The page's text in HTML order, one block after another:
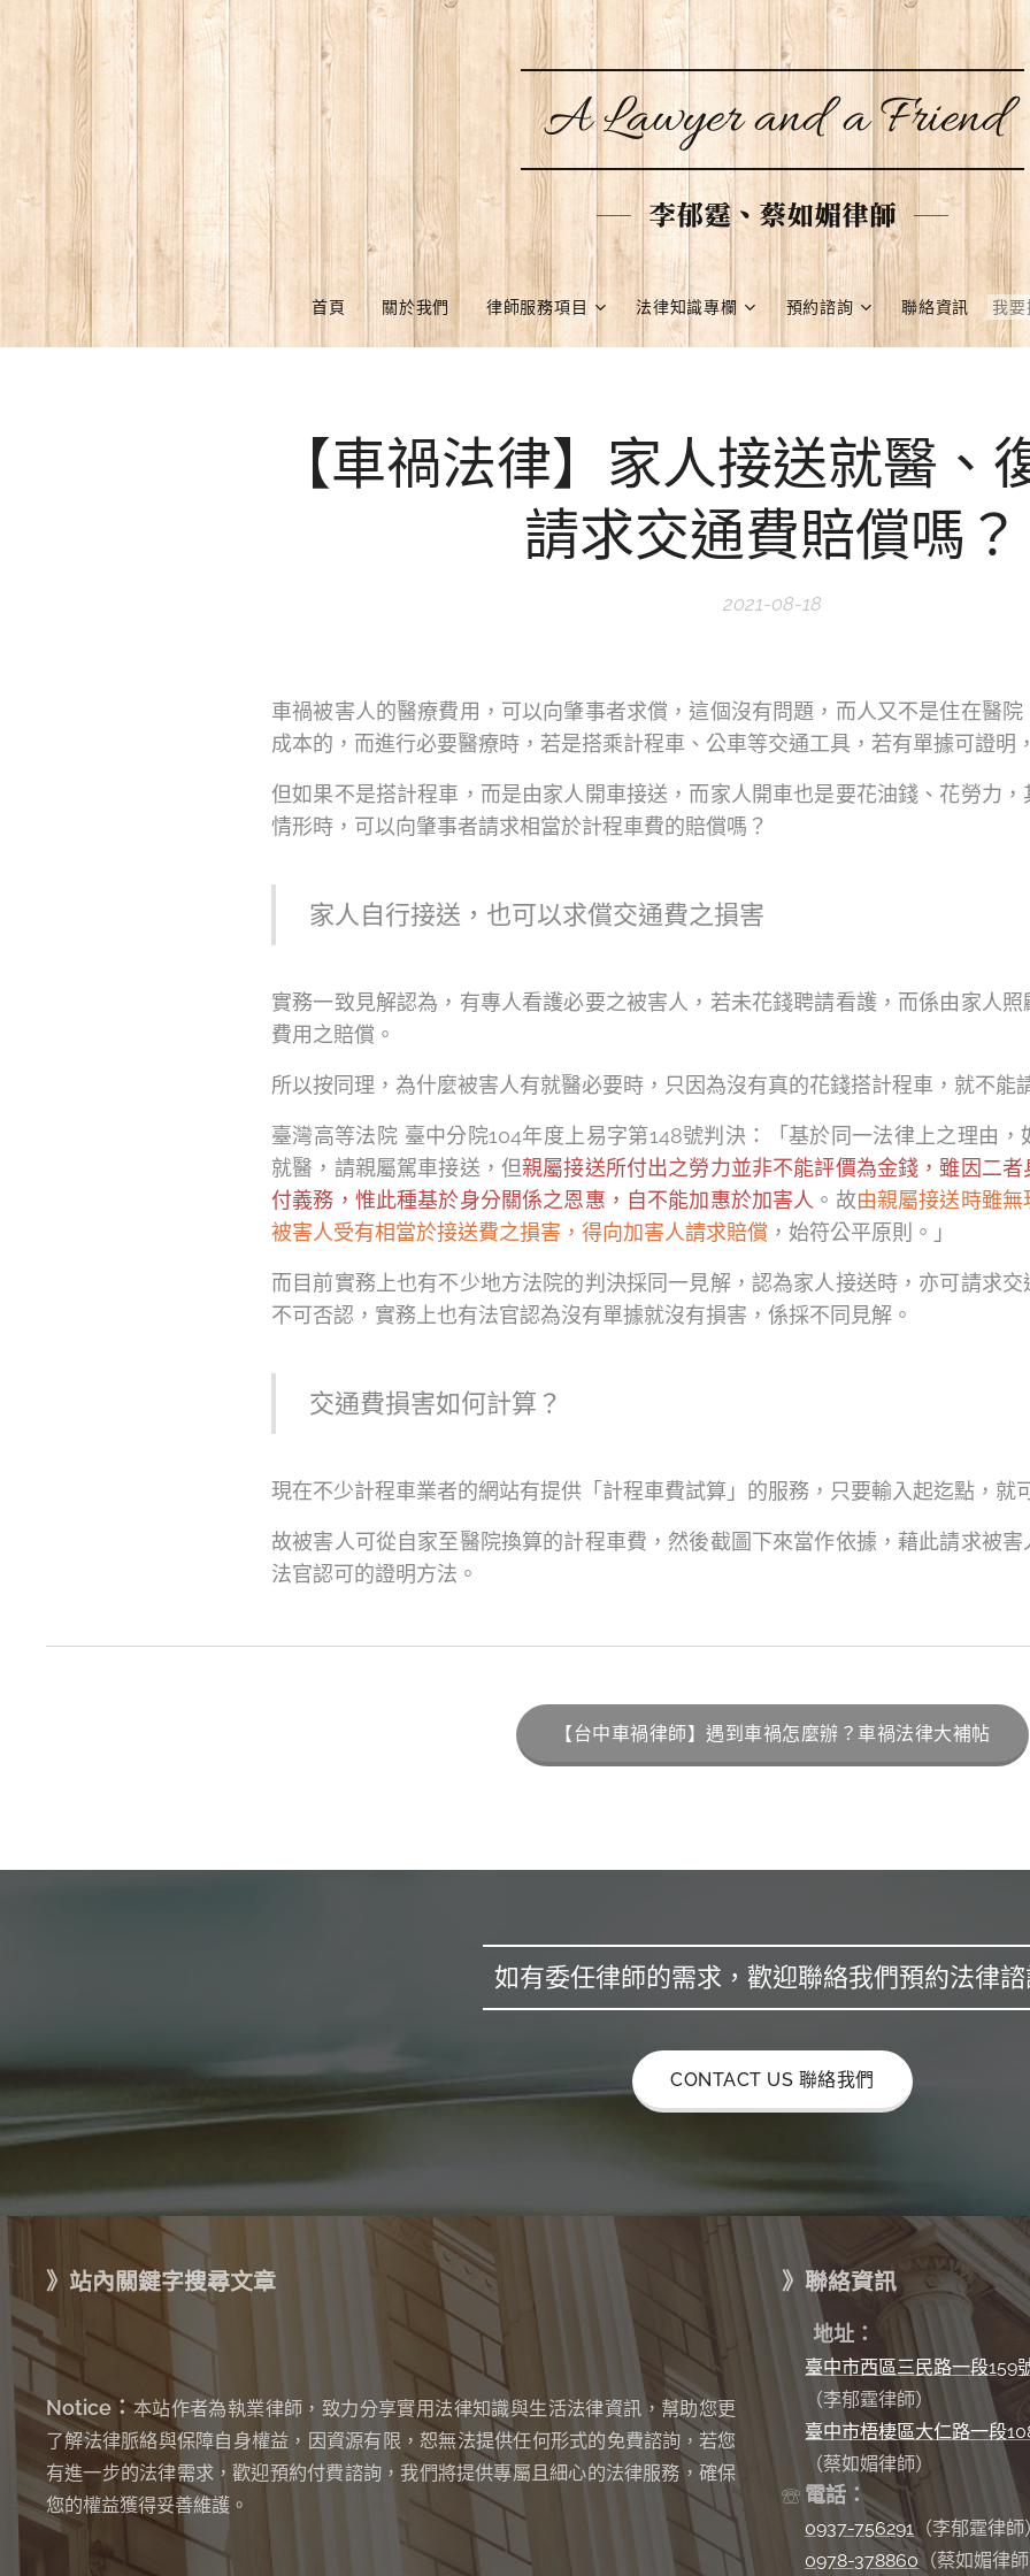
A Lawyer and a Friend
李郁霆、蔡如媚律師
首頁 關於我們 律師服務項目 法律知識專欄 預約諮詢 聯絡資訊
【車禍法律】家人接送就醫、
請求交通費賠償嗎？
2021-08-18
車禍被害人的醫療費用，可以向肇事者求償，這個沒有問題，而人又不是住在醫
成本的，而進行必要醫療時，若是搭乘計程車、公車等交通工具，若有單據可證明
但如果不是搭計程車，而是由家人開車接送，而家人開車也是要花油錢、花勞力
情形時，可以向肇事者請求相當於計程車費的賠償嗎？
家人自行接送，也可以求償交通費之損害
實務一致見解認為，有專人看護必要之被害人，若未花錢聘請看護，而係由家人
費用之賠償。
所以按同理，為什麼被害人有就醫必要時，只因為沒有真的花錢搭計程車，就不能
臺灣高等法院 臺中分院104年度上易字第148號判決：「基於同一法律上之理由
就醫，請親屬駕車接送，但親屬接送所付出之勞力並非不能評價為金錢，雖因二
付義務，惟此種基於身分關係之恩惠，自不能加惠於加害人 。故由親屬接送時雖
被害人受有相當於接送費之損害，得向加害人請求賠償 ，始符公平原則。」
而目前實務上也有不少地方法院的判決採同一見解，認為家人接送時，亦可請求
不可否認，實務上也有法官認為沒有單據就沒有損害，係採不同見解。
交通費損害如何計算？
現在不少計程車業者的網站有提供「計程車費試算」的服務，只要輸入起迄點，就
故被害人可從自家至醫院換算的計程車費，然後截圖下來當作依據，藉此請求被
法官認可的證明方法。
【台中車禍律師】遇到車禍怎麼辦？車禍法律大補帖
如有委任律師的需求，歡迎聯絡我們預約法律
CONTACT US 聯絡我們
》站內關鍵字搜尋文章
Notice：本站作者為執業律師，致力分享實用法律知識與生活法律資訊，幫助您更
了解法律脈絡與保障自身權益，因資源有限，恕無法提供任何形式的免費諮詢 ， 若您
有進一步的法律需求，歡迎預約付費諮詢，我們將提供專屬且細心的法律服務，確保
您的權益獲得妥善維護。
》聯絡資訊
✉地址：
臺中市西區三民路一段159
（李郁霆律師）
臺中市梧棲區大仁路一段
（蔡如媚律師）
☏ 電話：
0937-756291（李郁霆律師
0978-378860（蔡如媚律